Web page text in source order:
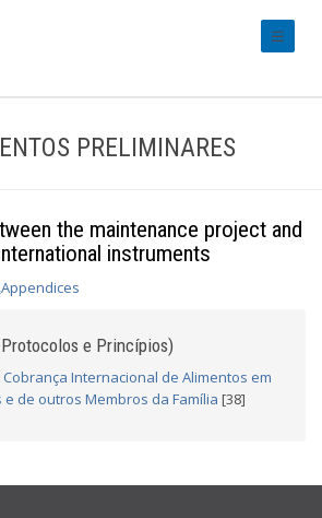
PRELIMINARES
the maintenance project and
instruments
Appendices
e Princípios)
Internacional de Alimentos em
de outros Membros da Família [38]